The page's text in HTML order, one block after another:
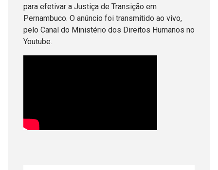
para efetivar a Justiça de Transição em
Pernambuco. O anúncio foi transmitido ao vivo,
pelo Canal do Ministério dos Direitos Humanos no
Youtube.